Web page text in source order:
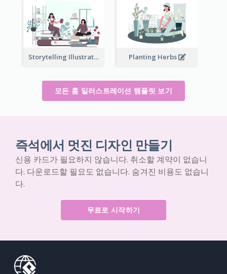
Storytelling Illustration Planting Herbs
모든 홈 일러스트레이션 템플릿 보기
즉석에서 멋진 디자인 만들기
신용 카드가 필요하지 않습니다. 취소할 계약이 없습니
다. 다운로드할 필요도 없습니다. 숨겨진 비용도 없습니
다.
무료로 시작하기